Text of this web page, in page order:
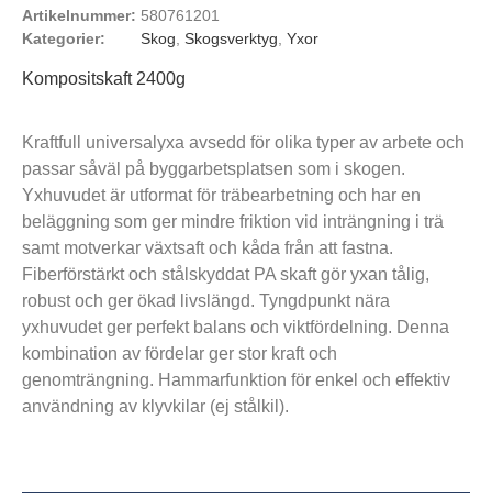
Artikelnummer: 580761201
Kategorier:
Skog Skogsverktyg Yxor
Kompositskaft 2400g
Kraftfull universalyxa avsedd för olika typer av arbete och
passar såväl på byggarbetsplatsen som i skogen.
Yxhuvudet är utformat för träbearbetning och har en
beläggning som ger mindre friktion vid inträngning i trä
samt motverkar växtsaft och kåda från att fastna.
Fiberförstärkt och stålskyddat PA skaft gör yxan tålig,
robust och ger ökad livslängd. Tyngdpunkt nära
yxhuvudet ger perfekt balans och viktfördelning. Denna
kombination av fördelar ger stor kraft och
genomträngning. Hammarfunktion för enkel och effektiv
användning av klyvkilar (ej stålkil).